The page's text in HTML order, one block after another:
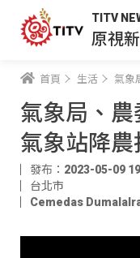
TITV
原視
首頁 生活 氣象
氣象局、
氣象站降農
發布：2023-05-09
台北市
Cemedas